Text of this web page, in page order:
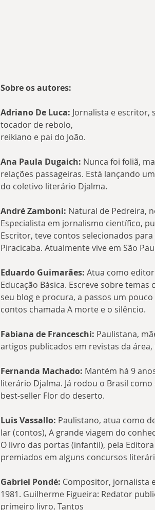
Sobre os autores:
Adriano De Luca: Jornalista e escritor,
tocador de rebolo,
reikiano e pai do João.
Ana Paula Dugaich: Nunca foi foliã,
relações passageiras. Está lançando
do coletivo literário Djalma.
André Zamboni: Natural de Pedreira,
Especialista em jornalismo científico,
Escritor, teve contos selecionados
Piracicaba. Atualmente vive em São
Eduardo Guimarães: Atua como
Educação Básica. Escreve sobre
seu blog e procura, a passos um
contos chamada A morte e o silêncio.
Fabiana de Franceschi: Paulistana,
artigos publicados em revistas da
Fernanda Machado: Mantém há 9
literário Djalma. Já rodou o Brasil
best-seller Flor do deserto.
Luis Vassallo: Paulistano, atua como
lar (contos), A grande viagem do
O livro das portas (infantil), pela
premiados em alguns concursos
Gabriel Pondé: Compositor, jornalista
1981. Guilherme Figueira: Redator
primeiro livro, Tantos